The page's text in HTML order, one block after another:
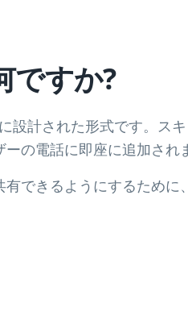
ですか?
計された形式です。スキ
の電話に即座に追加され
できるようにするために